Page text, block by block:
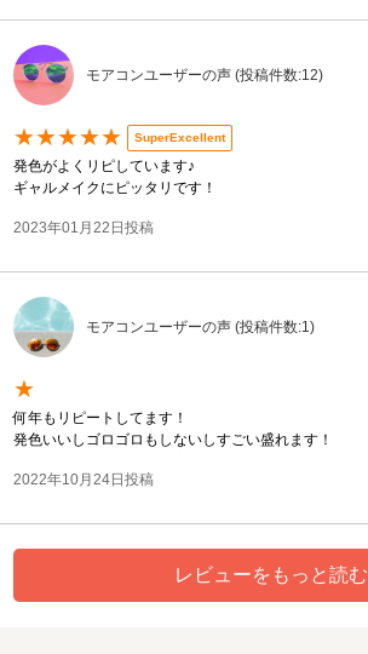
モアコンユーザーの声 (投稿件数:12)
★★★★★ SuperExcellent
発色がよくリピしています♪
ギャルメイクにピッタリです！
2023年01月22日投稿
モアコンユーザーの声 (投稿件数:1)
★
何年もリピートしてます！
発色いいしゴロゴロもしないしすごい盛れます！
2022年10月24日投稿
レビューをもっと読む